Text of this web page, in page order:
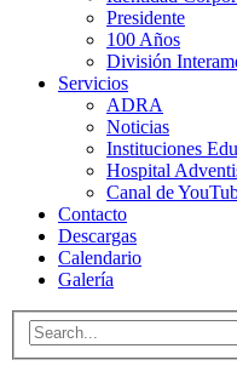
Presidente
100 Años
División
Servicios
ADRA
Noticias
Instituciones
Hospital
Canal de
Contacto
Descargas
Calendario
Galería